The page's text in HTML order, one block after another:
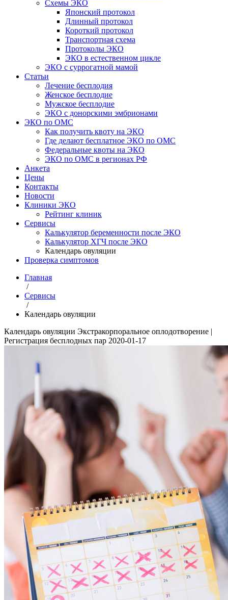
Схемы ЭКО
Японский протокол
Длинный протокол
Короткий протокол
Транспортная схема
Протоколы ЭКО
ЭКО в естественном цикле
ЭКО с суррогатной мамой
Статьи
Лечение бесплодия
Женское бесплодие
Мужское бесплодие
ЭКО с донорскими эмбрионами
ЭКО по ОМС
Как получить квоту на ЭКО
Где делают бесплатное ЭКО по ОМС
Федеральные квоты на ЭКО
ЭКО по ОМС в регионах РФ
Анкета
Цены
Контакты
Новости
Клиники ЭКО
Рейтинг клиник
Сервисы
Калькулятор беременности после ЭКО
Калькулятор ХГЧ после ЭКО
Календарь овуляции
Проверка симптомов
Главная
/
Сервисы
/
Календарь овуляции
Календарь овуляции Экстракорпоральное оплодотворение |
Регистрация бесплодных пар 2020-01-17